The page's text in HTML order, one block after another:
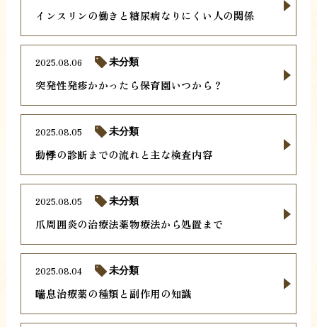
インスリンの働きと糖尿病なりにくい人の関係
突発性発疹かかったら保育園いつから？
2025.08.06 未分類
動悸の診断までの流れと主な検査内容
2025.08.05 未分類
爪周囲炎の治療法薬物療法から処置まで
2025.08.05 未分類
喘息治療薬の種類と副作用の知識
2025.08.04 未分類